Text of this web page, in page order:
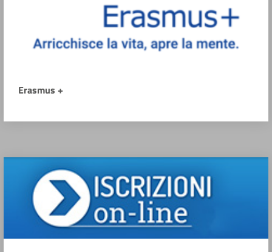
Erasmus +